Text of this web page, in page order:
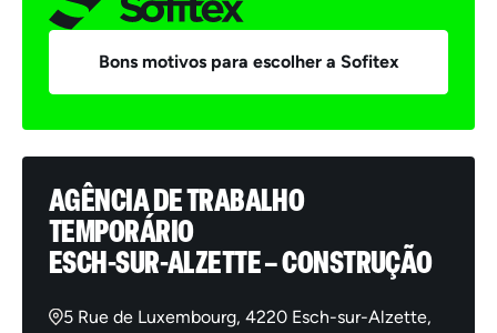
Bons motivos para escolher a Sofitex
AGÊNCIA DE TRABALHO
TEMPORÁRIO
ESCH-SUR-ALZETTE – CONSTRUÇÃO
5 Rue de Luxembourg, 4220 Esch-sur-Alzette,